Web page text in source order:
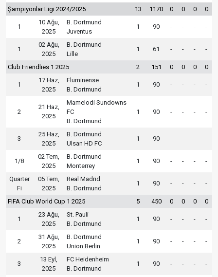
Şampiyonlar Ligi 2024/2025 13 1170 0 0 0 0
1
10 Ağu,
2025
B. Dortmund
Juventus
1 90 - - - -
1
02 Ağu,
2025
B. Dortmund
Lille
1 61 - - - -
Club Friendlies 1 2025 2 151 0 0 0 0
1
17 Haz,
2025
Fluminense
B. Dortmund
1 90 - - - -
2
21 Haz,
2025
Mamelodi Sundowns
FC
B. Dortmund
1 90 - - - -
3
25 Haz,
2025
B. Dortmund
Ulsan HD FC
1 90 - - - -
1/8
02 Tem,
2025
B. Dortmund
Monterrey
1 90 - - - -
Quarter
Fi
05 Tem,
2025
Real Madrid
B. Dortmund
1 90 - - - -
FIFA Club World Cup 1 2025 5 450 0 0 0 0
1
23 Ağu,
2025
St. Pauli
B. Dortmund
1 90 - - - -
2
31 Ağu,
2025
B. Dortmund
Union Berlin
1 90 - - - -
3
13 Eyl,
2025
FC Heidenheim
B. Dortmund
1 90 - - - -